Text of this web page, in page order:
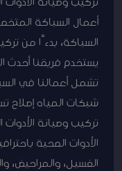
أعمال السباكة
السباكة، بدءًا من
يستخدم فريقنا أحدث
تشمل أعمالنا في
شبكات المياه إصلاح
تركيب وصيانة
الأدوات الصحية
الغسيل، والمراحيض،